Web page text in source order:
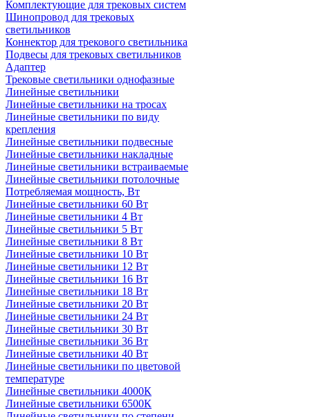
Комплектующие для трековых систем
Шинопровод для трековых
светильников
Коннектор для трекового светильника
Подвесы для трековых светильников
Адаптер
Трековые светильники однофазные
Линейные светильники
Линейные светильники на тросах
Линейные светильники по виду
крепления
Линейные светильники подвесные
Линейные светильники накладные
Линейные светильники встраиваемые
Линейные светильники потолочные
Потребляемая мощность, Вт
Линейные светильники 60 Вт
Линейные светильники 4 Вт
Линейные светильники 5 Вт
Линейные светильники 8 Вт
Линейные светильники 10 Вт
Линейные светильники 12 Вт
Линейные светильники 16 Вт
Линейные светильники 18 Вт
Линейные светильники 20 Вт
Линейные светильники 24 Вт
Линейные светильники 30 Вт
Линейные светильники 36 Вт
Линейные светильники 40 Вт
Линейные светильники по цветовой
температуре
Линейные светильники 4000К
Линейные светильники 6500К